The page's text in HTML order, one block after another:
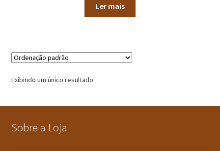
Mesa Gamer
Ler mais
Exibindo um único resultado
Sobre a Loja